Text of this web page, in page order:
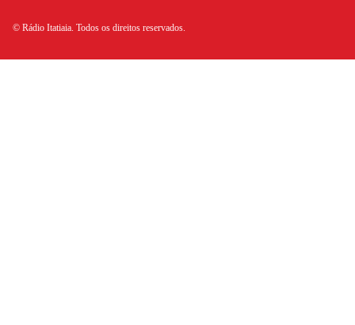
© Rádio Itatiaia. Todos os direitos reservados.